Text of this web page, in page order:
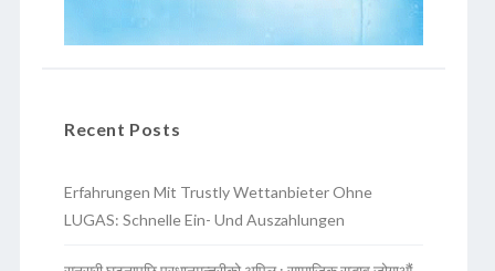
Recent Posts
Erfahrungen Mit Trustly Wettanbieter Ohne
LUGAS: Schnelle Ein- Und Auszahlungen